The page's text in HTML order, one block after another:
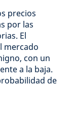
precios
por las
El
mercado
con un
a la baja.
de